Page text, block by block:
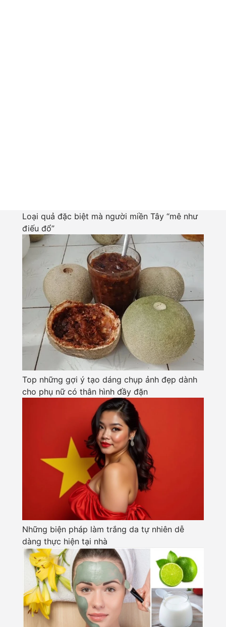
Loại quả đặc biệt mà người miền Tây “mê như
điếu đổ”
Top những gợi ý tạo dáng chụp ảnh đẹp dành
cho phụ nữ có thân hình đầy đặn
Những biện pháp làm trắng da tự nhiên dễ
dàng thực hiện tại nhà